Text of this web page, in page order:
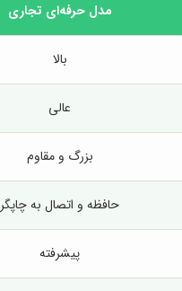
مدل حرفه‌ای تجاری
بالا
عالی
بزرگ و مقاوم
حافظه و اتصال به چاپگر
پیشرفته